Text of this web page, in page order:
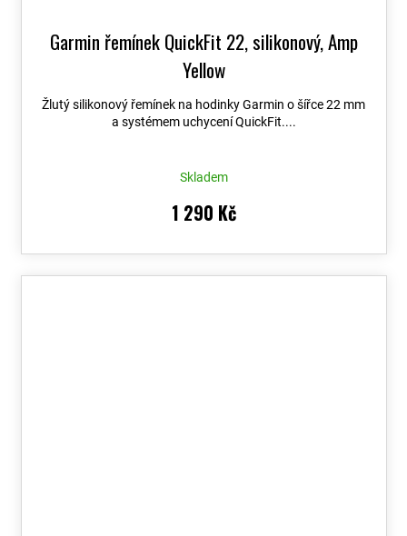
Garmin řemínek QuickFit 22, silikonový, Amp
Yellow
Žlutý silikonový řemínek na hodinky Garmin o šířce 22 mm
a systémem uchycení QuickFit....
Skladem
1 290 Kč